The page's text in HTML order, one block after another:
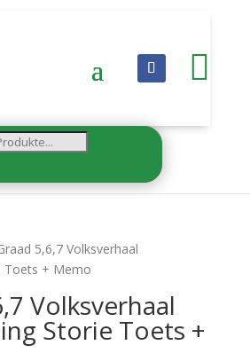

5,6,7 Volksverhaal
Toets + Memo
Volksverhaal
Storie Toets +